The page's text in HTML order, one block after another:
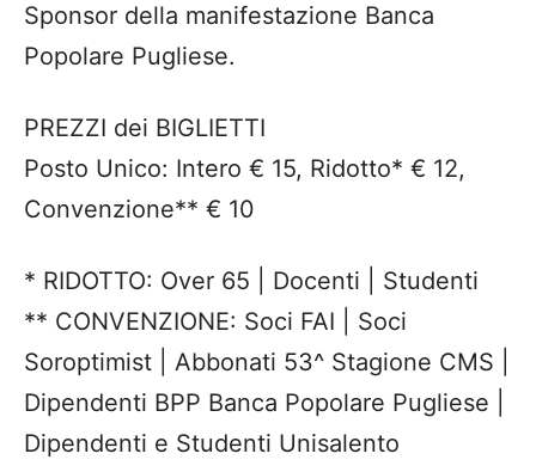
Sponsor della manifestazione Banca
Popolare Pugliese.
PREZZI dei BIGLIETTI
Posto Unico: Intero € 15, Ridotto* € 12,
Convenzione** € 10
* RIDOTTO: Over 65 | Docenti | Studenti
** CONVENZIONE: Soci FAI | Soci
Soroptimist | Abbonati 53^ Stagione CMS |
Dipendenti BPP Banca Popolare Pugliese |
Dipendenti e Studenti Unisalento